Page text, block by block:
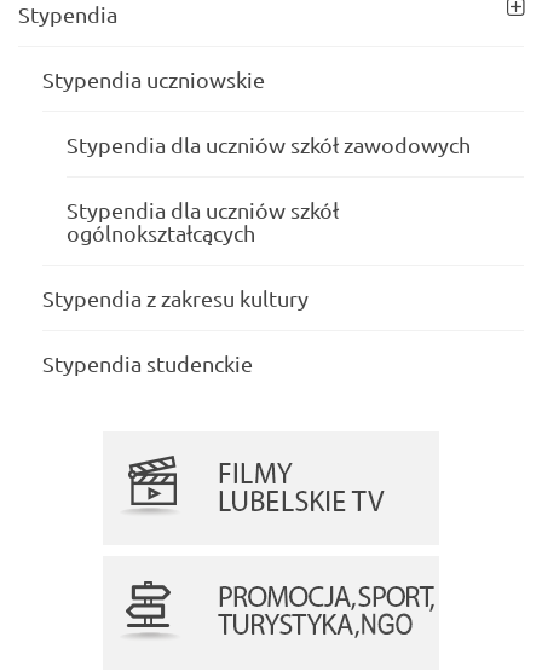
Stypendia
Stypendia uczniowskie
Stypendia dla uczniów szkół zawodowych
Stypendia dla uczniów szkół
ogólnokształcących
Stypendia z zakresu kultury
Stypendia studenckie